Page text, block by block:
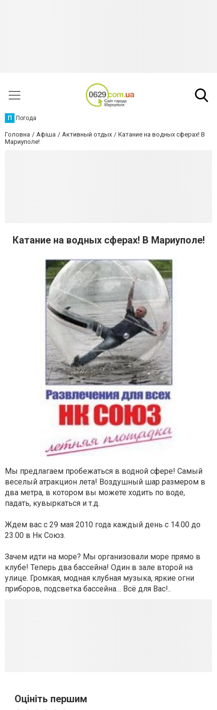
П Погода
Головна Афіша Активный отдых
Катание на водных сферах! В
Мариуполе!
Катание на водных сферах! В Мариуполе!
Мы предлагаем пробежаться в водной сфере! Самый
веселый атракцион лета! Воздушный шар размером в
два метра, в котором вы можете ходить по воде,
падать, кувыркаться и т.д.
Ждем вас с 29 мая 2010 года каждый день с 14.00 до
23.00 в Нк Союз.
Зачем идти на море? Мы организовали море прямо в
клубе! Теперь два бассейна! Один в зале второй на
улице. Громкая, модная клубная музыка, яркие огни
приборов, подсветка бассейна… Всё для Вас!..
Оцініть першим